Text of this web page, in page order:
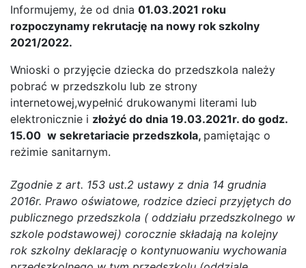
Informujemy, że od dnia 01.03.2021 roku
rozpoczynamy rekrutację na nowy rok szkolny
2021/2022.
Wnioski o przyjęcie dziecka do przedszkola należy
pobrać w przedszkolu lub ze strony
internetowej,wypełnić drukowanymi literami lub
elektronicznie i złożyć do dnia 19.03.2021r. do godz.
15.00 w sekretariacie przedszkola, pamiętając o
reżimie sanitarnym.
Zgodnie z art. 153 ust.2 ustawy z dnia 14 grudnia
2016r. Prawo oświatowe, rodzice dzieci przyjętych do
publicznego przedszkola ( oddziału przedszkolnego w
szkole podstawowej) corocznie składają na kolejny
rok szkolny deklarację o kontynuowaniu wychowania